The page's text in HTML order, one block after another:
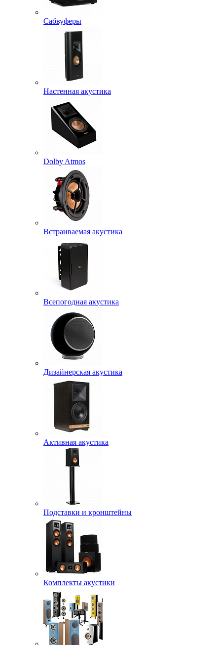
Сабвуферы
Настенная акустика
Dolby Atmos
Встраиваемая акустика
Всепогодная акустика
Дизайнерская акустика
Активная акустика
Подставки и кронштейны
Комплекты акустики